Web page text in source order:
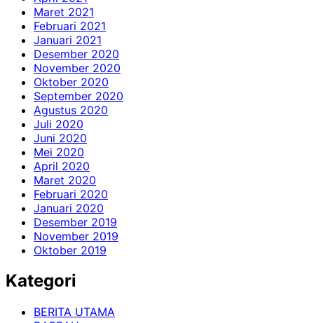
Maret 2021
Februari 2021
Januari 2021
Desember 2020
November 2020
Oktober 2020
September 2020
Agustus 2020
Juli 2020
Juni 2020
Mei 2020
April 2020
Maret 2020
Februari 2020
Januari 2020
Desember 2019
November 2019
Oktober 2019
Kategori
BERITA UTAMA